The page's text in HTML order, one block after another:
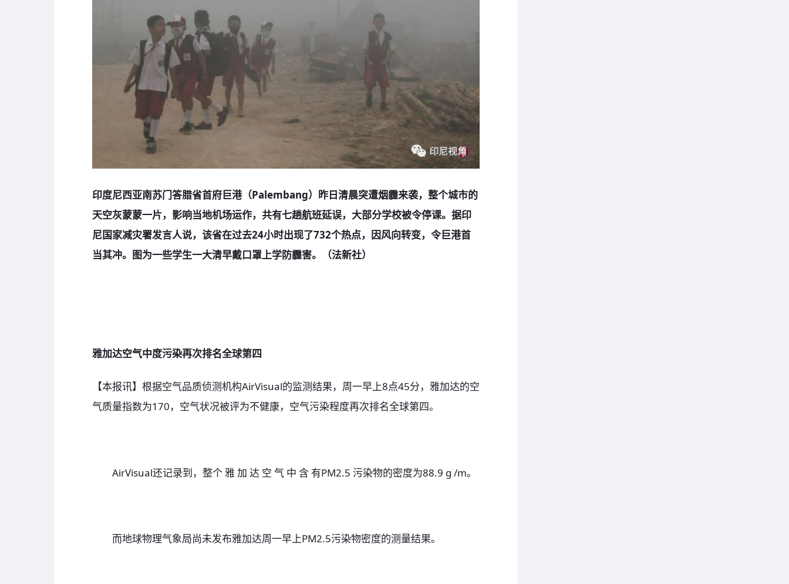
印度尼西亚南苏门答腊省首府巨港（Palembang）昨日清晨突遭烟霾来袭，整个城市的
天空灰蒙蒙一片，影响当地机场运作，共有七趟航班延误，大部分学校被令停课。据印
尼国家减灾署发言人说，该省在过去24小时出现了732个热点，因风向转变，令巨港首
当其冲。图为一些学生一大清早戴口罩上学防霾害。（法新社）
雅加达空气中度污染再次排名全球第四
【本报讯】根据空气品质侦测机构AirVisual的监测结果，周一早上8点45分，雅加达的空
气质量指数为170，空气状况被评为不健康，空气污染程度再次排名全球第四。
AirVisual还记录到，整个 雅 加 达 空 气 中 含 有PM2.5 污染物的密度为88.9 g /m。
而地球物理气象局尚未发布雅加达周一早上PM2.5污染物密度的测量结果。